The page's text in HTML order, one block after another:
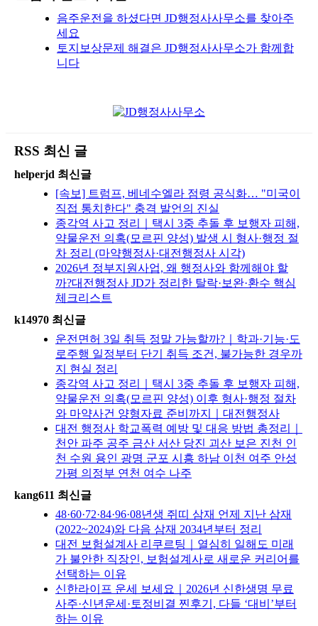
음주운전을 하셨다면 JD행정사사무소를 찾아주
세요
토지보상문제 해결은 JD행정사사무소가 함께합
니다
RSS 최신 글
helperjd 최신글
[속보] 트럼프, 베네수엘라 점령 공식화… "미국이
직접 통치한다" 충격 발언의 진실
종각역 사고 정리｜택시 3중 추돌 후 보행자 피해,
약물운전 의혹(모르핀 양성) 발생 시 형사·행정 절
차 정리 (마약행정사·대전행정사 시각)
2026년 정부지원사업, 왜 행정사와 함께해야 할
까?대전행정사 JD가 정리한 탈락·보완·환수 핵심
체크리스트
k14970 최신글
운전면허 3일 취득 정말 가능할까?｜학과·기능·도
로주행 일정부터 단기 취득 조건, 불가능한 경우까
지 현실 정리
종각역 사고 정리｜택시 3중 추돌 후 보행자 피해,
약물운전 의혹(모르핀 양성) 이후 형사·행정 절차
와 마약사건 양형자료 준비까지｜대전행정사
대전 행정사 학교폭력 예방 및 대응 방법 총정리｜
천안 파주 공주 금산 서산 당진 괴산 보은 진천 인
천 수원 용인 광명 군포 시흥 하남 이천 여주 안성
가평 의정부 연천 여수 나주
kang611 최신글
48·60·72·84·96·08년생 쥐띠 삼재 언제 지난 삼재
(2022~2024)와 다음 삼재 2034년부터 정리
대전 보험설계사 리쿠르팅｜열심히 일해도 미래
가 불안한 직장인, 보험설계사로 새로운 커리어를
선택하는 이유
신한라이프 운세 보세요｜2026년 신한생명 무료
사주·신년운세·토정비결 찐후기, 다들 ‘대비’부터
하는 이유